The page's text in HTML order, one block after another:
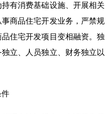
有消费基础设施、开展相关
商品住宅开发业务，严禁规
住宅开发项目变相融资。独
立、人员独立、财务独立以
件